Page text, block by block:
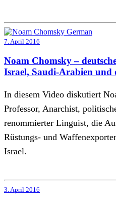
7. April 2016
Noam Chomsky –
Israel, Saudi-Arabien und
In diesem Video diskutiert
Professor, Anarchist,
renommierter Linguist, die
Rüstungs- und
Israel.
3. April 2016